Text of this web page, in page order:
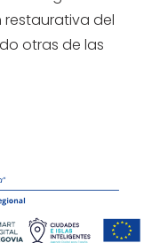
del
otras de las